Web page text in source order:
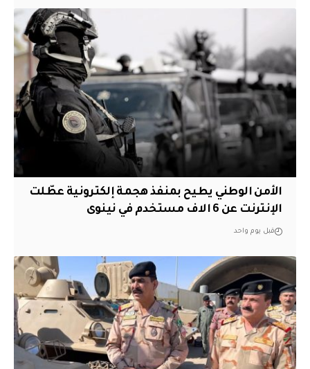
الأمن الوطني يطيح بمنفذ هجمة إلكترونية عطّلت
الإنترنت عن 6 الاف مستخدم في نينوى
قبل يوم واحد